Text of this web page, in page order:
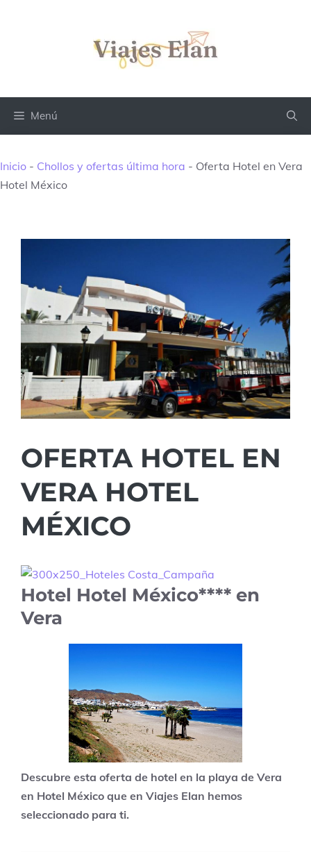
Menú
Inicio - Chollos y ofertas última hora - Oferta Hotel en Vera
Hotel México
OFERTA HOTEL EN
VERA HOTEL
MÉXICO
Hotel Hotel México**** en
Vera
Descubre esta oferta de hotel en la playa de Vera
en Hotel México que en Viajes Elan hemos
seleccionado para ti.